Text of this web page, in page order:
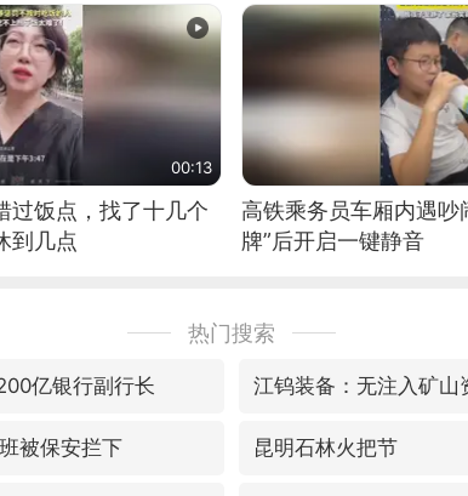
00:13
过饭点，找了十几个
到几点
高铁乘务员车厢内遇吵
牌”后开启一键静音
热门搜索
亿银行副行长 江钨装备：无注入矿山
被保安拦下 昆明石林火把节